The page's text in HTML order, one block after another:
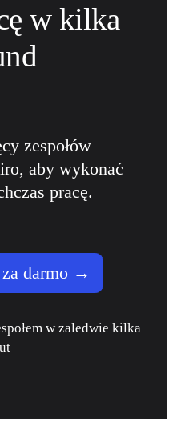
w kilka
zespołów
aby wykonać
pracę.
darmo →
w zaledwie kilka